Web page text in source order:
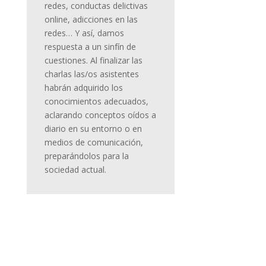
redes, conductas delictivas
online, adicciones en las
redes… Y así, damos
respuesta a un sinfín de
cuestiones. Al finalizar las
charlas las/os asistentes
habrán adquirido los
conocimientos adecuados,
aclarando conceptos oídos a
diario en su entorno o en
medios de comunicación,
preparándolos para la
sociedad actual.